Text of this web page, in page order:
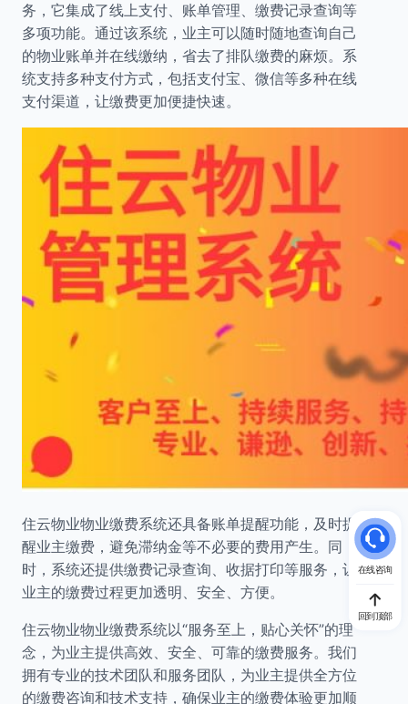
务，它集成了线上支付、账单管理、缴费记录查询等
多项功能。通过该系统，业主可以随时随地查询自己
的物业账单并在线缴纳，省去了排队缴费的麻烦。系
统支持多种支付方式，包括支付宝、微信等多种在线
支付渠道，让缴费更加便捷快速。
住云物业物业缴费系统还具备账单提醒功能，及时提
醒业主缴费，避免滞纳金等不必要的费用产生。同
时，系统还提供缴费记录查询、收据打印等服务，让
业主的缴费过程更加透明、安全、方便。
住云物业物业缴费系统以“服务至上，贴心关怀”的理
念，为业主提供高效、安全、可靠的缴费服务。我们
拥有专业的技术团队和服务团队，为业主提供全方位
的缴费咨询和技术支持，确保业主的缴费体验更加顺
在线咨询
回到顶部